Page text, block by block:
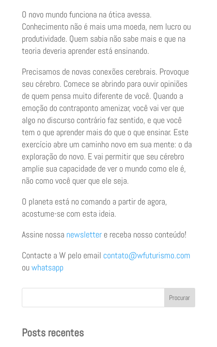
O novo mundo funciona na ótica avessa.
Conhecimento não é mais uma moeda, nem lucro ou
produtividade. Quem sabia não sabe mais e que na
teoria deveria aprender está ensinando.
Precisamos de novas conexões cerebrais. Provoque
seu cérebro. Comece se abrindo para ouvir opiniões
de quem pensa muito diferente de você. Quando a
emoção do contraponto amenizar, você vai ver que
algo no discurso contrário faz sentido, e que você
tem o que aprender mais do que o que ensinar. Este
exercício abre um caminho novo em sua mente: o da
exploração do novo. E vai permitir que seu cérebro
amplie sua capacidade de ver o mundo como ele é,
não como você quer que ele seja.
O planeta está no comando a partir de agora,
acostume-se com esta ideia.
Assine nossa newslettere receba nosso conteúdo!
Contacte a W pelo email contato@wfuturismo.com
ou whatsapp
Procurar
Posts recentes